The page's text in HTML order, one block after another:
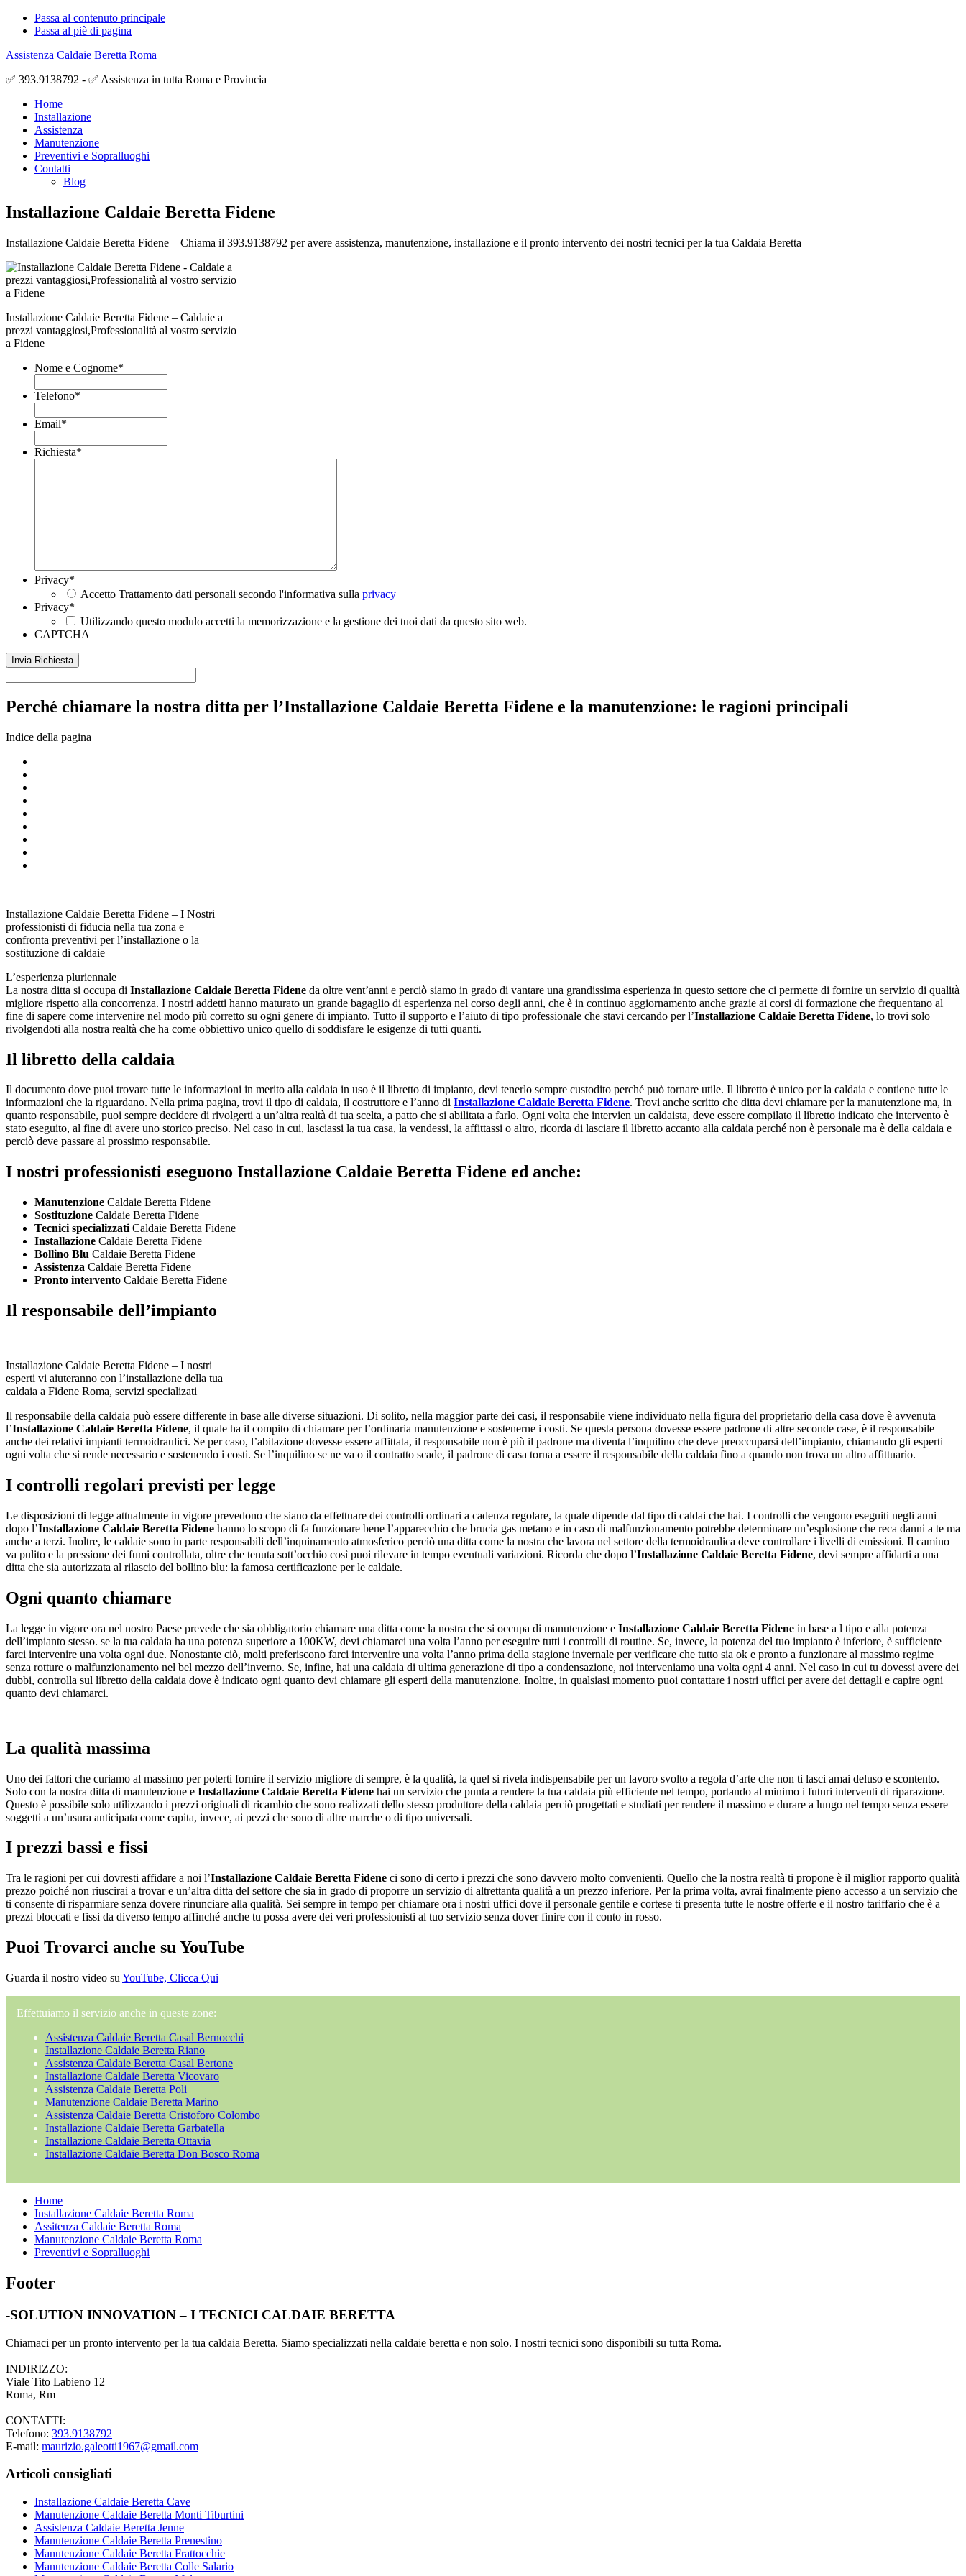
Passa al contenuto principale
Passa al piè di pagina
Assistenza Caldaie Beretta Roma
✅ 393.9138792 - ✅ Assistenza in tutta Roma e Provincia
Home
Installazione
Assistenza
Manutenzione
Preventivi e Sopralluoghi
Contatti
Blog
Installazione Caldaie Beretta Fidene
Installazione Caldaie Beretta Fidene – Chiama il 393.9138792 per avere assistenza, manutenzione, installazione e il pronto intervento dei nostri tecnici per la tua Caldaia Beretta
Installazione Caldaie Beretta Fidene – Caldaie a
prezzi vantaggiosi,Professionalità al vostro servizio
a Fidene
Nome e Cognome*
Telefono*
Email*
Richiesta*
Privacy*
Accetto Trattamento dati personali secondo l'informativa sulla privacy
Privacy*
Utilizzando questo modulo accetti la memorizzazione e la gestione dei tuoi dati da questo sito web.
CAPTCHA
Perché chiamare la nostra ditta per l’Installazione Caldaie Beretta Fidene e la manutenzione: le ragioni principali
Indice della pagina
Installazione Caldaie Beretta Fidene – I Nostri
professionisti di fiducia nella tua zona e
confronta preventivi per l’installazione o la
sostituzione di caldaie
L’esperienza pluriennale
La nostra ditta si occupa di Installazione Caldaie Beretta Fidene da oltre vent’anni e perciò siamo in grado di vantare una grandissima esperienza in questo settore che ci permette di fornire un servizio di qualità
migliore rispetto alla concorrenza. I nostri addetti hanno maturato un grande bagaglio di esperienza nel corso degli anni, che è in continuo aggiornamento anche grazie ai corsi di formazione che frequentano al
fine di sapere come intervenire nel modo più corretto su ogni genere di impianto. Tutto il supporto e l’aiuto di tipo professionale che stavi cercando per l’Installazione Caldaie Beretta Fidene, lo trovi solo
rivolgendoti alla nostra realtà che ha come obbiettivo unico quello di soddisfare le esigenze di tutti quanti.
Il libretto della caldaia
Il documento dove puoi trovare tutte le informazioni in merito alla caldaia in uso è il libretto di impianto, devi tenerlo sempre custodito perché può tornare utile. Il libretto è unico per la caldaia e contiene tutte le
informazioni che la riguardano. Nella prima pagina, trovi il tipo di caldaia, il costruttore e l’anno di Installazione Caldaie Beretta Fidene. Trovi anche scritto che ditta devi chiamare per la manutenzione ma, in
quanto responsabile, puoi sempre decidere di rivolgerti a un’altra realtà di tua scelta, a patto che si abilitata a farlo. Ogni volta che intervien un caldaista, deve essere compilato il libretto indicato che intervento è
stato eseguito, al fine di avere uno storico preciso. Nel caso in cui, lasciassi la tua casa, la vendessi, la affittassi o altro, ricorda di lasciare il libretto accanto alla caldaia perché non è personale ma è della caldaia e
perciò deve passare al prossimo responsabile.
I nostri professionisti eseguono Installazione Caldaie Beretta Fidene ed anche:
Manutenzione Caldaie Beretta Fidene
Sostituzione Caldaie Beretta Fidene
Tecnici specializzati Caldaie Beretta Fidene
Installazione Caldaie Beretta Fidene
Bollino Blu Caldaie Beretta Fidene
Assistenza Caldaie Beretta Fidene
Pronto intervento Caldaie Beretta Fidene
Il responsabile dell’impianto
Installazione Caldaie Beretta Fidene – I nostri
esperti vi aiuteranno con l’installazione della tua
caldaia a Fidene Roma, servizi specializati
Il responsabile della caldaia può essere differente in base alle diverse situazioni. Di solito, nella maggior parte dei casi, il responsabile viene individuato nella figura del proprietario della casa dove è avvenuta
l’Installazione Caldaie Beretta Fidene, il quale ha il compito di chiamare per l’ordinaria manutenzione e sostenerne i costi. Se questa persona dovesse essere padrone di altre seconde case, è il responsabile
anche dei relativi impianti termoidraulici. Se per caso, l’abitazione dovesse essere affittata, il responsabile non è più il padrone ma diventa l’inquilino che deve preoccuparsi dell’impianto, chiamando gli esperti
ogni volta che si rende necessario e sostenendo i costi. Se l’inquilino se ne va o il contratto scade, il padrone di casa torna a essere il responsabile della caldaia fino a quando non trova un altro affittuario.
I controlli regolari previsti per legge
Le disposizioni di legge attualmente in vigore prevedono che siano da effettuare dei controlli ordinari a cadenza regolare, la quale dipende dal tipo di caldai che hai. I controlli che vengono eseguiti negli anni
dopo l’Installazione Caldaie Beretta Fidene hanno lo scopo di fa funzionare bene l’apparecchio che brucia gas metano e in caso di malfunzionamento potrebbe determinare un’esplosione che reca danni a te ma
anche a terzi. Inoltre, le caldaie sono in parte responsabili dell’inquinamento atmosferico perciò una ditta come la nostra che lavora nel settore della termoidraulica deve controllare i livelli di emissioni. Il camino
va pulito e la pressione dei fumi controllata, oltre che tenuta sott’occhio così puoi rilevare in tempo eventuali variazioni. Ricorda che dopo l’Installazione Caldaie Beretta Fidene, devi sempre affidarti a una
ditta che sia autorizzata al rilascio del bollino blu: la famosa certificazione per le caldaie.
Ogni quanto chiamare
La legge in vigore ora nel nostro Paese prevede che sia obbligatorio chiamare una ditta come la nostra che si occupa di manutenzione e Installazione Caldaie Beretta Fidene in base a l tipo e alla potenza
dell’impianto stesso. se la tua caldaia ha una potenza superiore a 100KW, devi chiamarci una volta l’anno per eseguire tutti i controlli di routine. Se, invece, la potenza del tuo impianto è inferiore, è sufficiente
farci intervenire una volta ogni due. Nonostante ciò, molti preferiscono farci intervenire una volta l’anno prima della stagione invernale per verificare che tutto sia ok e pronto a funzionare al massimo regime
senza rotture o malfunzionamento nel bel mezzo dell’inverno. Se, infine, hai una caldaia di ultima generazione di tipo a condensazione, noi interveniamo una volta ogni 4 anni. Nel caso in cui tu dovessi avere dei
dubbi, controlla sul libretto della caldaia dove è indicato ogni quanto devi chiamare gli esperti della manutenzione. Inoltre, in qualsiasi momento puoi contattare i nostri uffici per avere dei dettagli e capire ogni
quanto devi chiamarci.
La qualità massima
Uno dei fattori che curiamo al massimo per poterti fornire il servizio migliore di sempre, è la qualità, la quel si rivela indispensabile per un lavoro svolto a regola d’arte che non ti lasci amai deluso e scontento.
Solo con la nostra ditta di manutenzione e Installazione Caldaie Beretta Fidene hai un servizio che punta a rendere la tua caldaia più efficiente nel tempo, portando al minimo i futuri interventi di riparazione.
Questo è possibile solo utilizzando i prezzi originali di ricambio che sono realizzati dello stesso produttore della caldaia perciò progettati e studiati per rendere il massimo e durare a lungo nel tempo senza essere
soggetti a un’usura anticipata come capita, invece, ai pezzi che sono di altre marche o di tipo universali.
I prezzi bassi e fissi
Tra le ragioni per cui dovresti affidare a noi l’Installazione Caldaie Beretta Fidene ci sono di certo i prezzi che sono davvero molto convenienti. Quello che la nostra realtà ti propone è il miglior rapporto qualità
prezzo poiché non riuscirai a trovar e un’altra ditta del settore che sia in grado di proporre un servizio di altrettanta qualità a un prezzo inferiore. Per la prima volta, avrai finalmente pieno accesso a un servizio che
ti consente di risparmiare senza dovere rinunciare alla qualità. Sei sempre in tempo per chiamare ora i nostri uffici dove il personale gentile e cortese ti presenta tutte le nostre offerte e il nostro tariffario che è a
prezzi bloccati e fissi da diverso tempo affinché anche tu possa avere dei veri professionisti al tuo servizio senza dover finire con il conto in rosso.
Puoi Trovarci anche su YouTube
Guarda il nostro video su YouTube, Clicca Qui
Effettuiamo il servizio anche in queste zone:
Assistenza Caldaie Beretta Casal Bernocchi
Installazione Caldaie Beretta Riano
Assistenza Caldaie Beretta Casal Bertone
Installazione Caldaie Beretta Vicovaro
Assistenza Caldaie Beretta Poli
Manutenzione Caldaie Beretta Marino
Assistenza Caldaie Beretta Cristoforo Colombo
Installazione Caldaie Beretta Garbatella
Installazione Caldaie Beretta Ottavia
Installazione Caldaie Beretta Don Bosco Roma
Home
Installazione Caldaie Beretta Roma
Assitenza Caldaie Beretta Roma
Manutenzione Caldaie Beretta Roma
Preventivi e Sopralluoghi
Footer
-SOLUTION INNOVATION – I TECNICI CALDAIE BERETTA
Chiamaci per un pronto intervento per la tua caldaia Beretta. Siamo specializzati nella caldaie beretta e non solo. I nostri tecnici sono disponibili su tutta Roma.
INDIRIZZO:
Viale Tito Labieno 12
Roma, Rm
CONTATTI:
Telefono: 393.9138792
E-mail: maurizio.galeotti1967@gmail.com
Articoli consigliati
Installazione Caldaie Beretta Cave
Manutenzione Caldaie Beretta Monti Tiburtini
Assistenza Caldaie Beretta Jenne
Manutenzione Caldaie Beretta Prenestino
Manutenzione Caldaie Beretta Frattocchie
Manutenzione Caldaie Beretta Colle Salario